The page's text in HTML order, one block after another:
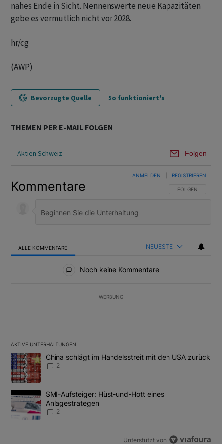
nahes Ende in Sicht. Nennenswerte neue Kapazitäten
gebe es vermutlich nicht vor 2028.
hr/cg
(AWP)
Bevorzugte Quelle So funktioniert's
THEMEN PER E-MAIL FOLGEN
Aktien Schweiz Folgen
Kommentare FOLGE DIESER
FOLGEN
ANMELDEN REGISTRIEREN
ALLE KOMMENTARE NEUESTE
Noch keine Kommentare
WERBUNG
AKTIVE UNTERHALTUNGEN
Das Folgende ist eine Liste der am meisten kommentierten
Ein Trendartikel mit dem Titel "China schlägt im Handelsstreit
China schlägt im Handelsstreit mit den USA zurück
2
Ein Trendartikel mit dem Titel "SMI-Aufsteiger: Hüst-und-Hott
SMI-Aufsteiger: Hüst-und-Hott eines
Anlagestrategen
2
Unterstützt von